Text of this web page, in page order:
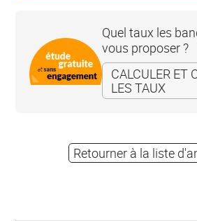
Quel taux les
vous proposer ?
CALCULER ET
LES TAUX
Retourner à la liste